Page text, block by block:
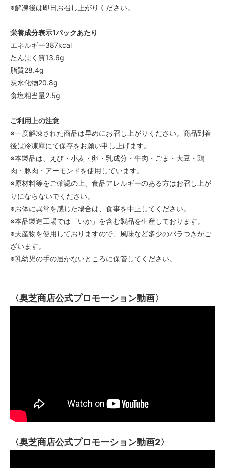
※解凍後は即日お召し上がりください。
栄養成分表示1パックあたり
エネルギー387kcal
たんぱく質13.6g
脂質28.4g
炭水化物20.8g
食塩相当量2.5g
ご利用上の注意
※一度解凍された商品は早めにお召し上がりください。商品到着
後は冷凍庫にて保存をお願い申し上げます。
※本製品は、えび・小麦・卵・乳成分・牛肉・ごま・大豆・鶏
肉・豚肉・アーモンドを使用しています。
※原材料等をご確認の上、食品アレルギーのある方はお召し上が
りにならないでください。
※お体に異常を感じた場合は、食事を中止してください。
※本品製造工場では「いか」を含む製品を生産しております。
※天産物を使用しておりますので、風味など多少のバラつきがご
ざいます。
※乳幼児の手の届かないところに保管してください。
〈奥芝商店公式プロモーション動画〉
〈奥芝商店公式プロモーション動画2〉